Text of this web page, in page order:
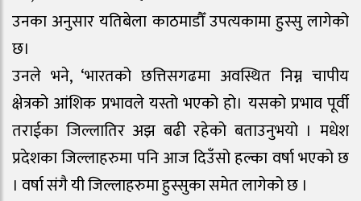
उनका अनुसार यतिबेला काठमाडौँ उपत्यकामा हुस्सु लागेको
छ।
उनले भने, ‘भारतको छत्तिसगढमा अवस्थित निम्न चापीय
क्षेत्रको आंशिक प्रभावले यस्तो भएको हो। यसको प्रभाव पूर्वी
तराईका जिल्लातिर अझ बढी रहेको बताउनुभयो । मधेश
प्रदेशका जिल्लाहरुमा पनि आज दिउँसो हल्का वर्षा भएको छ
। वर्षा संगै यी जिल्लाहरुमा हुस्सुका समेत लागेको छ ।